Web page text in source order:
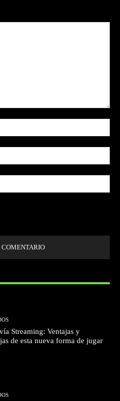
Streaming: Ventajas y
de esta nueva forma de jugar